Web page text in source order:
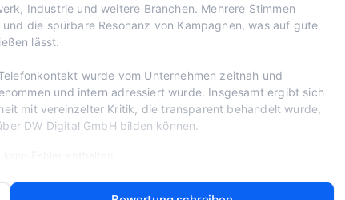
Industrie und weitere Branchen. Mehrere Stimmen
die spürbare Resonanz von Kampagnen, was auf gute
lässt.
wurde vom Unternehmen zeitnah und
und intern adressiert wurde. Insgesamt ergibt sich
mit vereinzelter Kritik, die transparent behandelt wurde,
DW Digital GmbH bilden können.